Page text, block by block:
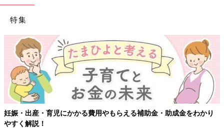
特集
【ワクチン接種できるものも】妊婦の感染症対策、知っておいて！